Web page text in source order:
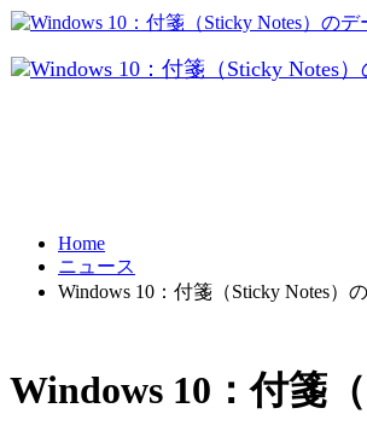
Home
ニュース
Windows 10：付箋（Sticky Notes）
Windows 10：付箋